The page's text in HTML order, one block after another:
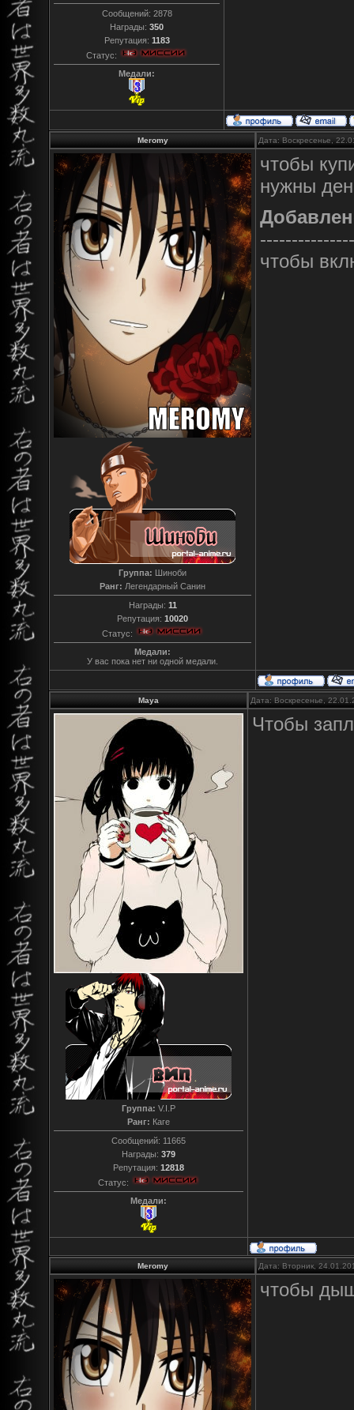
Сообщений: 2878
Награды: 350
Репутация: 1183
Статус:
Медали:
Meromy Дата: Воскресенье,
Группа: Шиноби
Ранг: Легендарный Санин
Награды: 11
Репутация: 10020
Статус:
Медали:
У вас пока нет ни одной медали.
чтобы
нужны
чтобы
Maya Дата: Воскресенье,
Группа: V.I.P
Ранг: Каге
Сообщений: 11665
Награды: 379
Репутация: 12818
Статус:
Медали:
Чтобы
Meromy Дата: Вторник,
чтобы